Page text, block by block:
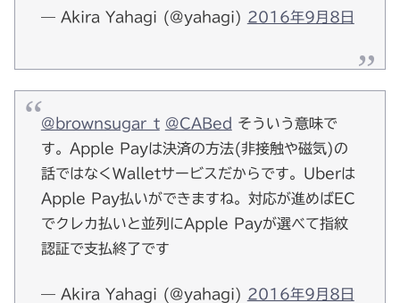
— Akira Yahagi (@yahagi) 2016年9月8日
@brownsugar_t @CABed そういう意味で
す。Apple Payは決済の方法(非接触や磁気)の
話ではなくWalletサービスだからです。Uberは
Apple Pay払いができますね。対応が進めばEC
でクレカ払いと並列にApple Payが選べて指紋
認証で支払終了です
— Akira Yahagi (@yahagi) 2016年9月8日